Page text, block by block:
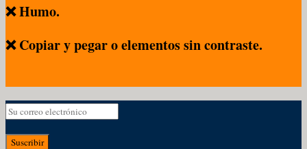
❌ Humo.
❌ Copiar y pegar o elementos sin contraste.
Suscribir